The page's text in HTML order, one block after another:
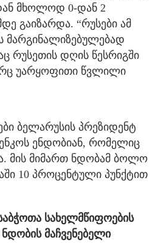
მხოლოდ 0-დან 2
გაიზარდა. “რუსები ამ
მარგინალიზებულებად
რუსეთის დღის წესრიგში
უარყოფითი წვლილი
ბელარუსის პრეზიდენტ
ენდობიან, რომელიც
მის მიმართ ნდობამ ბოლო
10 პროცენტული პუნქტით
სახელმწიფოების
მაჩვენებელი